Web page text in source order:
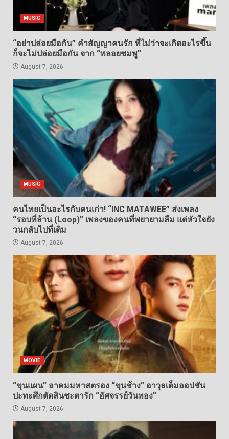
MUSIC
“อย่าปล่อยมือกัน” คำสัญญาคนรัก ที่ไม่ว่าจะเกิดอะไรขึ้น
ก็จะไม่ปล่อยมือกัน จาก “พลอยชมพู”
August 7, 2026
MUSIC
คนไทยเป็นอะไรกับคนเก่า! “INC MATAWEE” ส่งเพลง
“รอบที่ล้าน (Loop)” เพลงของคนที่พยายามลืม แต่หัวใจยัง
วนกลับไปที่เดิม
August 7, 2026
MOVIE
“ขุนแผน” อาคมมหาสตรอง “ขุนช้าง” อาวุธเต็มออปชัน
ปะทะศึกตัดสินชะตารัก “อัศจรรย์วันทอง”
August 7, 2026